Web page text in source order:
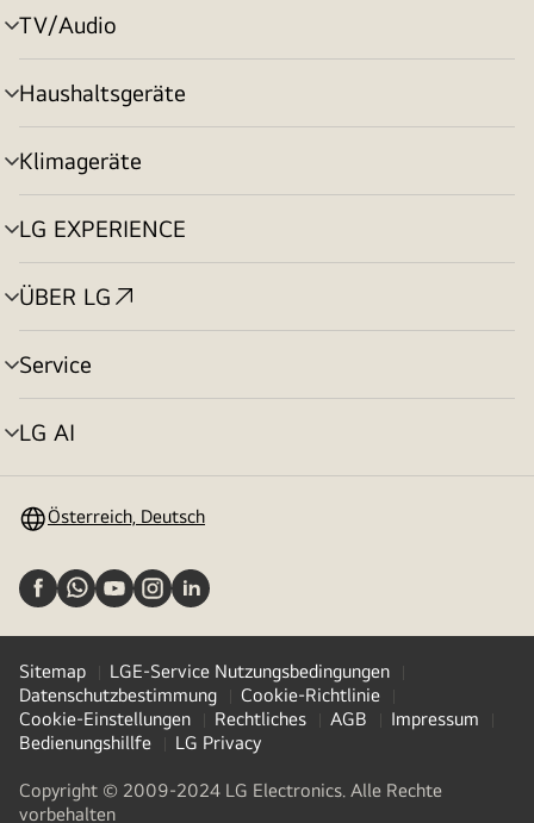
TV/Audio
Menü
umschalten
Haushaltsgeräte
Menü
umschalten
Klimageräte
Menü
umschalten
LG EXPERIENCE
Menü
umschalten
ÜBER LG
Menü
umschalten
Service
Menü
umschalten
LG AI
Menü
Österreich, Deutsch
Sitemap
LGE-Service Nutzungsbedingungen
Datenschutzbestimmung
Cookie-Richtlinie
Cookie-Einstellungen
Rechtliches AGB
Impressum
Bedienungshillfe
LG Privacy
Copyright © 2009-2024 LG Electronics. Alle Rechte
vorbehalten